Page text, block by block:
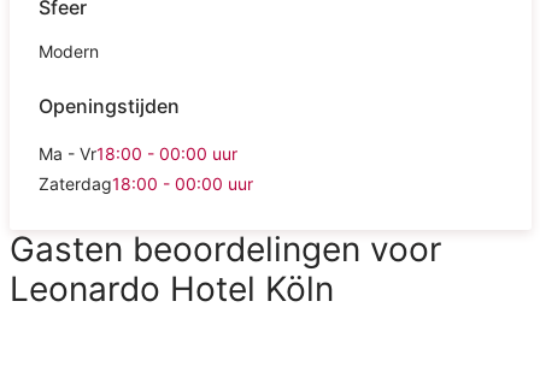
Sfeer
Modern
Openingstijden
Ma - Vr18:00 - 00:00 uur
Zaterdag18:00 - 00:00 uur
Gasten beoordelingen voor
Leonardo Hotel Köln